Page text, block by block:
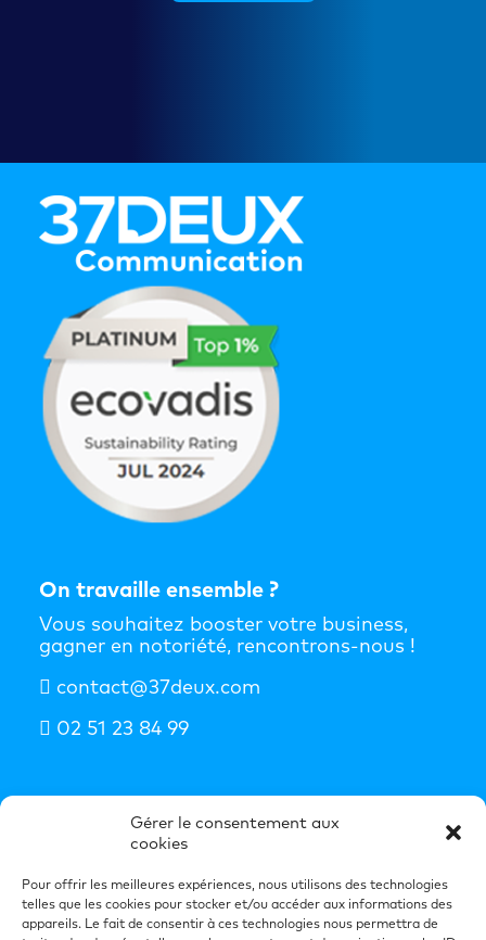
Gérer le consentement aux
cookies
Pour offrir les meilleures expériences, nous utilisons des technologies
telles que les cookies pour stocker et/ou accéder aux informations des
appareils. Le fait de consentir à ces technologies nous permettra de
On travaille ensemble ?
Vous souhaitez booster votre business,
gagner en notoriété, rencontrons-nous !
contact@37deux.com
02 51 23 84 99
S'abonner à la newsletter
Nos idées booster de business dans votre
S'inscrire à la newsletter